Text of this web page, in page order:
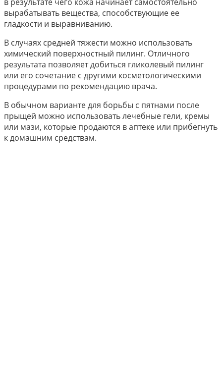
в результате чего кожа начинает самостоятельно
вырабатывать вещества, способствующие ее
гладкости и выравниванию.
В случаях средней тяжести можно использовать
химический поверхностный пилинг. Отличного
результата позволяет добиться гликолевый пилинг
или его сочетание с другими косметологическими
процедурами по рекомендацию врача.
В обычном варианте для борьбы с пятнами после
прыщей можно использовать лечебные гели, кремы
или мази, которые продаются в аптеке или прибегнуть
к домашним средствам.